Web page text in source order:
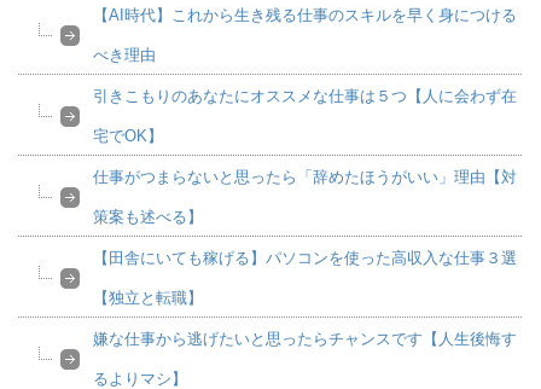
【AI時代】これから生き残る仕事のスキルを早く身につける
べき理由
引きこもりのあなたにオススメな仕事は５つ【人に会わず在
宅でOK】
仕事がつまらないと思ったら「辞めたほうがいい」理由【対
策案も述べる】
【田舎にいても稼げる】パソコンを使った高収入な仕事３選
【独立と転職】
嫌な仕事から逃げたいと思ったらチャンスです【人生後悔す
るよりマシ】